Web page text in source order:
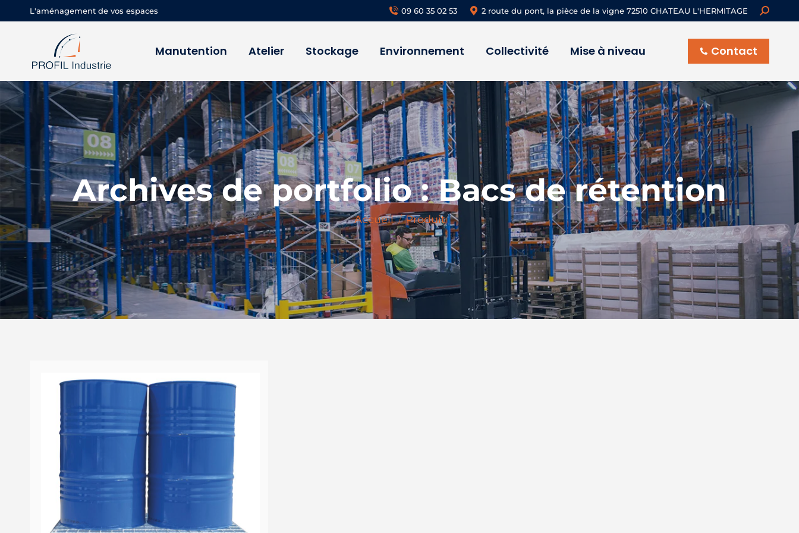
L'aménagement de vos espaces 09 60 35 02 53 2 route du pont, la pièce de la vigne 72510 CHATEAU L'HERMITAGE
:
Manutention Atelier Stockage Environnement Collectivité Mise à niveau Contact
Archives de portfolio :Bacs de rétention
Vous êtes ici :
Accueil Produit